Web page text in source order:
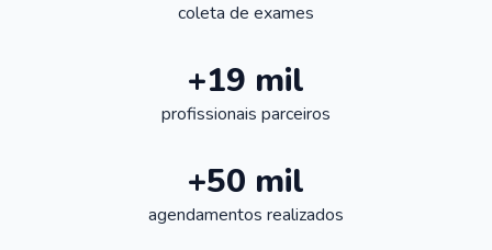
coleta de exames
+19 mil
profissionais parceiros
+50 mil
agendamentos realizados